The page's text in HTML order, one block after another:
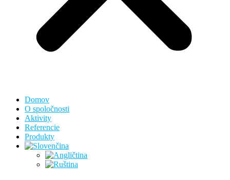
Domov
O spoločnosti
Aktivity
Referencie
Produkty